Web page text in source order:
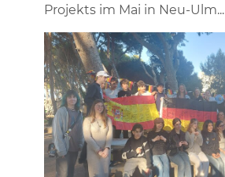
Projekts im Mai in Neu-Ulm...